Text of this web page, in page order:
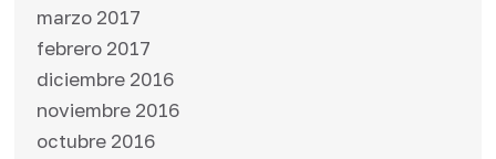
marzo 2017
febrero 2017
diciembre 2016
noviembre 2016
octubre 2016